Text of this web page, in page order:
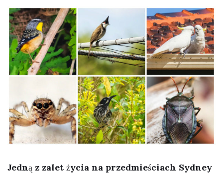
Jedną z zalet życia na przedmieściach Sydney